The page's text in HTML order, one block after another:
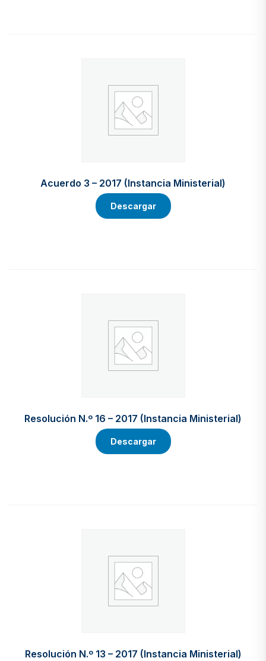
Acuerdo 3 – 2017 (Instancia Ministerial)
Descargar
Resolución N.º 16 – 2017 (Instancia Ministerial)
Descargar
Resolución N.º 13 – 2017 (Instancia Ministerial)